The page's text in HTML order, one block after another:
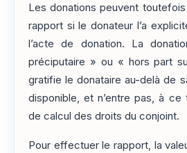
Les donations peuvent
rapport si le donateur l’a
l’acte de donation. La
préciputaire » ou « hors part
gratifie le donataire au-delà de
disponible, et n’entre pas, à ce
de calcul des droits du conjoint.
Pour effectuer le rapport, la